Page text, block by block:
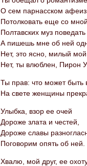
О сем парнасском
Потолковать еще со
Полтавских муз
А пишешь мне об ней
Нет, это ясно, милый
Нет, ты влюблен, Пирон
Ты прав: что может быть
На свете женщины
Улыбка, взор ее очей
Дороже злата и честей,
Дороже славы
Поговорим опять об ней.
Хвалю, мой друг, ее